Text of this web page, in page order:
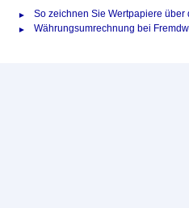
So zeichnen Sie Wertpapiere über
Währungsumrechnung bei